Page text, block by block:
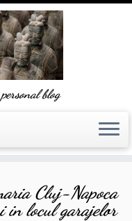
blog
Cluj-Napoca
in locul garajelor